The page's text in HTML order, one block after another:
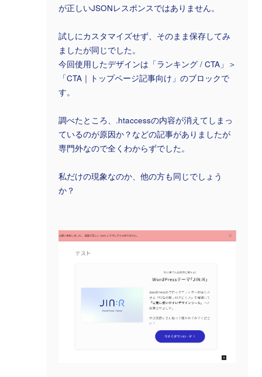
が正しいJSONレスポンスではありません。
試しにカスタマイズせず、そのまま保存してみ
ましたが同じでした。
今回使用したデザインは「ランキング / CTA」＞
「CTA｜トップページ記事向け」のブロックで
す。
調べたところ、.htaccessの内容が消えてしまっ
ているのが原因か？などの記事がありましたが
専門外なので全くわからずでした。
私だけの現象なのか、他の方も同じでしょう
か？